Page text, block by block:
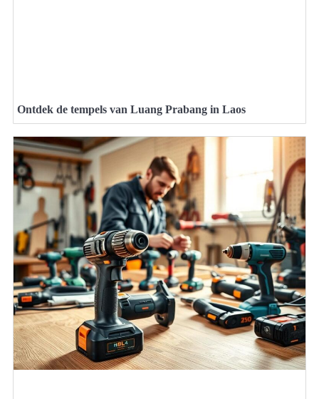
Ontdek de tempels van Luang Prabang in Laos